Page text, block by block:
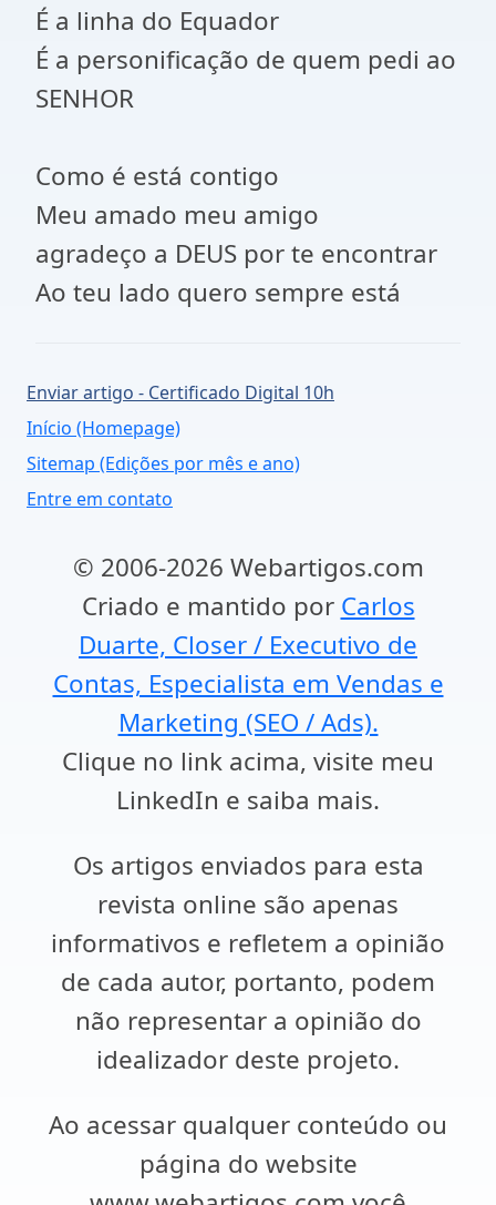
É a linha do Equador
É a personificação de quem pedi ao
SENHOR
Como é está contigo
Meu amado meu amigo
agradeço a DEUS por te encontrar
Ao teu lado quero sempre está
Enviar artigo - Certificado Digital 10h
Início (Homepage)
Sitemap (Edições por mês e ano)
Entre em contato
© 2006-2026 Webartigos.com
Criado e mantido por Carlos
Duarte, Closer / Executivo de
Contas, Especialista em Vendas e
Marketing (SEO / Ads).
Clique no link acima, visite meu
LinkedIn e saiba mais.
Os artigos enviados para esta
revista online são apenas
informativos e refletem a opinião
de cada autor, portanto, podem
não representar a opinião do
idealizador deste projeto.
Ao acessar qualquer conteúdo ou
página do website